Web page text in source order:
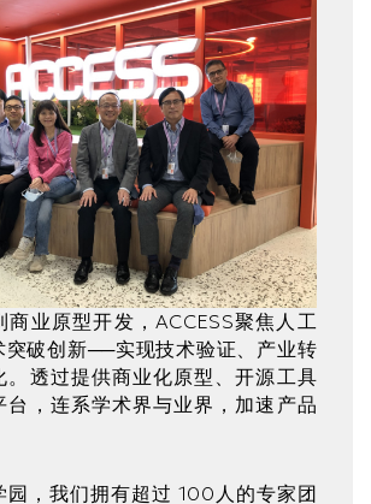
商业原型开发，ACCESS聚焦人工
突破创新──实现技术验证、产业转
。透过提供商业化原型、开源工具
台，连系学术界与业界，加速产品
园，我们拥有超过 100人的专家团